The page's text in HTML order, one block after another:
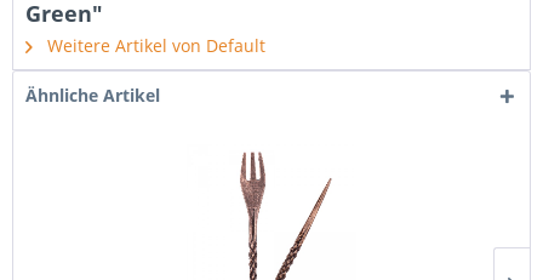
Green"
Weitere Artikel von Default
Ähnliche Artikel